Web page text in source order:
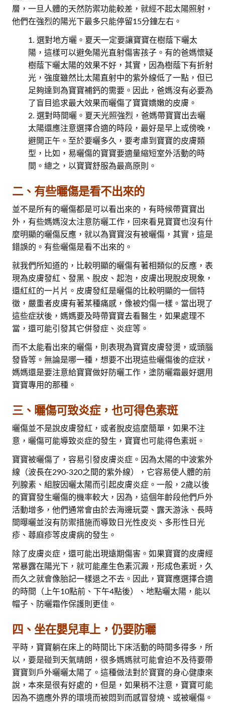
層，一旦人體的天然防禦功能較差，就經不起太陽照射，
他們在強烈的陽光下最多只能停留15分鐘左右。
選對地方曬。夏天一定要讓寶寶在樹蔭下曬太
陽，這樣可以避免陽光直射傷害孩子。有的爸媽懷疑
樹蔭下曬太陽的效果不好，其實，因為樹蔭下有折射
光，強度雖然比太陽直射中的紫外線低了一點，但已
足夠達到為寶寶補鈣的需要。因此，爸媽沒有必要為
了盲目追求最大效果而曬傷了寶寶嬌嫩的皮膚。
選對時間曬。夏天光照強烈，爸媽帶寶寶出去曬
太陽還應注意選擇合適的時段，最好是早上或傍晚，
避開正午。至於要曬多久，要考慮到寶寶的皮膚類
型，比如，易曬傷的寶寶要適量縮短室外活動的時
間。總之，以寶寶舒服為最高原則。
二、有些曬傷是看不出來的
並不是所有的曬傷都是可以看出來的，有時候帶寶寶出
外，有些媽媽沒太注意防曬工作，回來看見寶寶也沒有什
麼明顯的曬傷反應，就以為寶寶沒有被曬傷，其實，這是
錯誤的。有些曬傷是看不出來的。
就我們所知道的，比較明顯的曬傷有著相類似的反應，表
現為皮膚發紅、發黑、脫皮、起泡，皮膚出現脫皮現象，
還紅紅的一片片。皮膚發紅是曬傷的比較明顯的一個特
徵，嚴重者皮膚有著某種痛感，像被灼傷一樣。當出現了
這些症狀後，媽媽要及時帶寶寶去看醫生，如果處理不
當，還可能引發其它併發症、炎症等。
而不太能看出來的曬傷，則表現為寶寶皮膚發燙，或頭腦
發昏等。無論是哪一種，想要不出現這些曬傷後的症狀，
媽媽還是要注意給寶寶做好防曬工作，塗防曬霜最好選用
寶寶專用的那種。
三、曬傷可致炎症，也可得色素斑
曬傷並不是說皮膚發紅，或者脫皮這麼簡單，如果不注
意，曬傷可能導致炎症的發生，寶寶也可能得色素斑。
寶寶被曬傷了，容易引發皮膚炎症。因為太陽的中波紫外
線（波長在290-320之間的紫外線），它容易使人體的前
列腺素、組胺因曬太陽而引起皮膚炎症。一般，2歲以後
的寶寶發生曬傷的機率較大，因為，這個年齡段他們戶外
活動增多，他們通常會由於去海邊玩耍、露天游泳、長時
間曝曬並沒有防禦措施而導致日光性皮炎、多形性日光
疹、蕁麻疹等皮膚病的發生。
除了皮膚炎症，還可能出現遠期傷害。如果寶寶的皮膚經
常暴露在陽光下，就可能產生色素沉澱，形成色素斑，久
而久之就會像胎記一樣退之不去。因此，寶寶應選擇合適
的時間（上午10點前、下午4點後）、地點曬太陽，能以
帽子、防曬霜作保護則更佳。
四、坐在嬰兒車上，仍要防曬
平時，寶寶躺在床上的時間比下床活動的時間多得多，所
以，要是碰到天氣晴朗，很多媽媽就可能會迫不及待要帶
寶寶到戶外曬曬太陽了。這種做法對於寶寶的身心健康來
說，本來是很有好處的，但是，如果稍不注意，寶寶可能
因為不適應外界的環境而被悶到而感冒發燒、或被曬傷。